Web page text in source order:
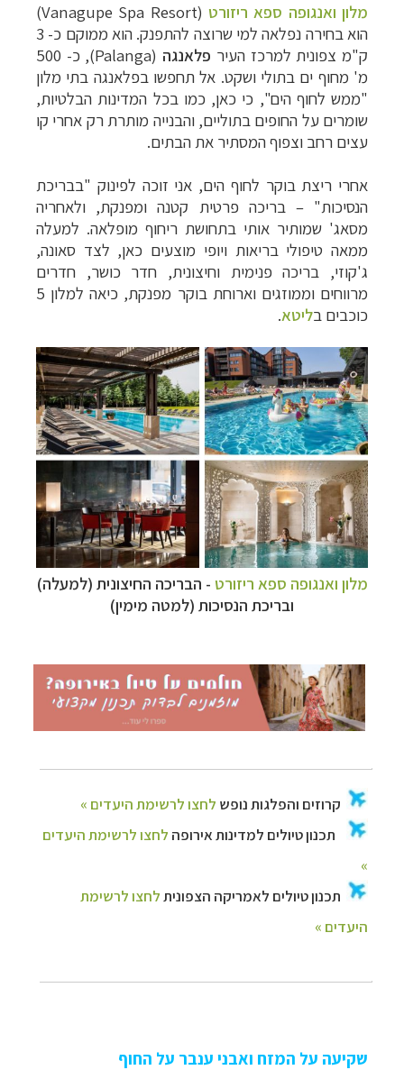
מלון ואנגופה ספא ריזורט(
Vanagupe Spa Resort
)
הוא בחירה נפלאה למי שרוצה להתפנק. הוא ממוקם כ- 3
ק"מ צפונית למרכז העיר פלאנגה (
Palanga
), כ- 500
מ' מחוף ים בתולי ושקט. אל תחפשו בפלאנגה בתי מלון
"ממש לחוף הים", כי כאן, כמו בכל המדינות הבלטיות,
שומרים על החופים בתוליים, והבנייה מותרת רק אחרי קו
עצים רחב וצפוף המסתיר את הבתים.
אחרי ריצת בוקר לחוף הים, אני זוכה לפינוק "בבריכת
הנסיכות" – בריכה פרטית קטנה ומפנקת, ולאחריה
מסאג' שמותיר אותי בתחושת ריחוף מופלאה. למעלה
ממאה טיפולי בריאות ויופי מוצעים כאן, לצד סאונה,
ג'קוזי, בריכה פנימית וחיצונית, חדר כושר, חדרים
מרווחים וממוזגים וארוחת בוקר מפנקת, כיאה למלון 5
כוכבים בליטא.
מלון ואנגופה ספא ריזורט - הבריכה החיצונית (למעלה)
ובריכת הנסיכות (למטה מימין)
קרוזים והפלגות נופשלחצו לרשימת היעדים »
תכנון טיולים למדינות אירופהלחצו לרשימת היעדים
»
תכנוןטיולים לאמריקה הצפוניתלחצו לרשימת
היעדים »
שקיעה על המזח ואבני ענבר על החוף